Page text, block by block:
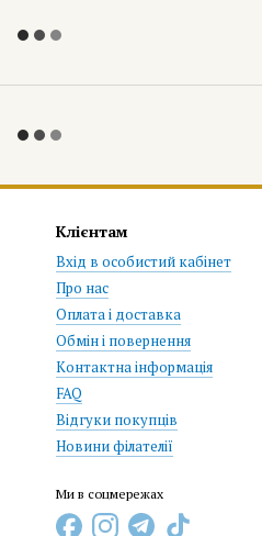
Клієнтам
Вхід в особистий кабінет
Про нас
Оплата і доставка
Обмін і повернення
Контактна інформація
FAQ
Відгуки покупців
Новини філателії
Ми в соцмережах